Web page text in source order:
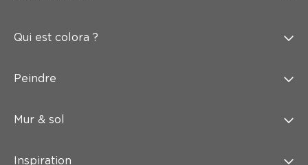
Qui est colora ?
Peindre
Mur & sol
Inspiration